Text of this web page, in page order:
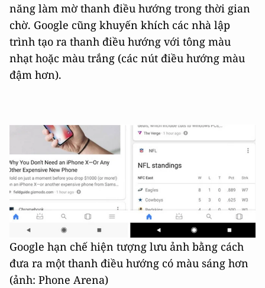
năng làm mờ thanh điều hướng trong thời gian
chờ. Google cũng khuyến khích các nhà lập
trình tạo ra thanh điều hướng với tông màu
nhạt hoặc màu trắng (các nút điều hướng màu
đậm hơn).
Google hạn chế hiện tượng lưu ảnh bằng cách
đưa ra một thanh điều hướng có màu sáng hơn
(ảnh: Phone Arena)